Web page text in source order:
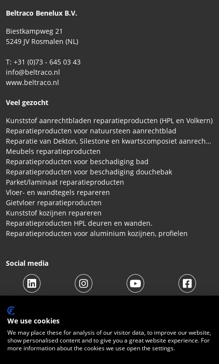
Beltraco Benelux B.V.
Biestkampweg 21
5249 JV Rosmalen (NL)
T: +31 (0)73 - 645 03 43
info@beltraco.nl
www.beltraco.nl
Veel gezocht
Kunststof aanrechtbladen reparatieproducten (HPL en Volkern)
Reparatieproducten voor natuursteen aanrechtblad
Reparatie van Dekton, Silestone en kwartscomposiet aanrechtbladen
Meubels reparatieproducten
Reparatieproducten voor beschadiging bad
Reparatieproducten voor beschadiging douchebak
Parket/laminaat reparatieproducten
Vloer- en wandtegels repareren
Gietvloer reparatieproducten
Kunststof kozijnen repareren
Reparatieproducten HPL deuren en wanden.
Reparatieproducten voor aluminium kozijnen, profielen
Social media
© 2026 Beltraco Benelux B.V. |Algemene voorwaarden
We use cookies
We may place these for analysis of our visitor data, to improve our website,
show personalised content and to give you a great website experience. For
more information about the cookies we use open the settings.